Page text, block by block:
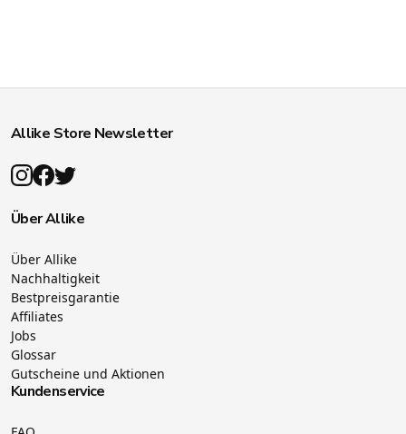
Allike Store Newsletter
Über Allike
Über Allike
Nachhaltigkeit
Bestpreisgarantie
Affiliates
Jobs
Glossar
Gutscheine und Aktionen
Kundenservice